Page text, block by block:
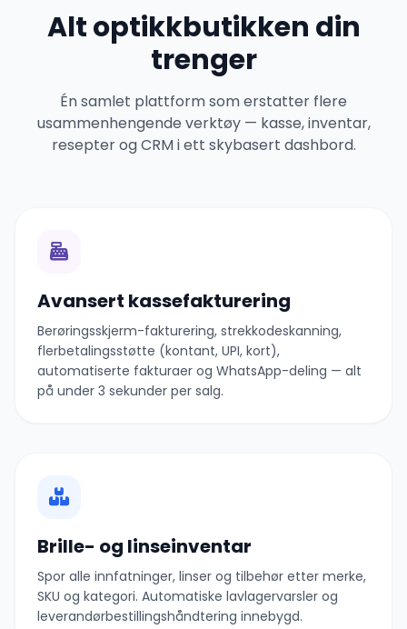
Alt optikkbutikken din
trenger
Én samlet plattform som erstatter flere
usammenhengende verktøy — kasse, inventar,
resepter og CRM i ett skybasert dashbord.
Avansert kassefakturering
Berøringsskjerm-fakturering, strekkodeskanning,
flerbetalingsstøtte (kontant, UPI, kort),
automatiserte fakturaer og WhatsApp-deling — alt
på under 3 sekunder per salg.
Brille- og linseinventar
Spor alle innfatninger, linser og tilbehør etter merke,
SKU og kategori. Automatiske lavlagervarsler og
leverandørbestillingshåndtering innebygd.